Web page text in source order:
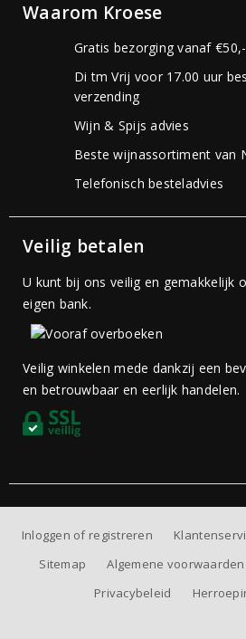
Waarom Kroese
Gratis bezorging vanaf €50,-
Di tm Vrij voor 17.00 uur
verzending
Wijn & Spijs advies
Beste wijnassortiment van
Telefonisch besteladvies
Veilig betalen
U kunt bij ons veilig en gemakkelijk
eigen bank.
Veilig winkelen mede dankzij een
en betrouwbaar en eerlijk handelen.
Inloggen of registreren
Sitemap
Algemene voorwaarden
Privacybeleid